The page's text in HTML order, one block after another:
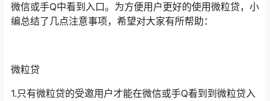
微信或手Q中看到入口。为方便用户更好的使用微粒贷，小
编总结了几点注意事项，希望对大家有所帮助：
微粒贷
1.只有微粒贷的受邀用户才能在微信或手Q看到到微粒贷入